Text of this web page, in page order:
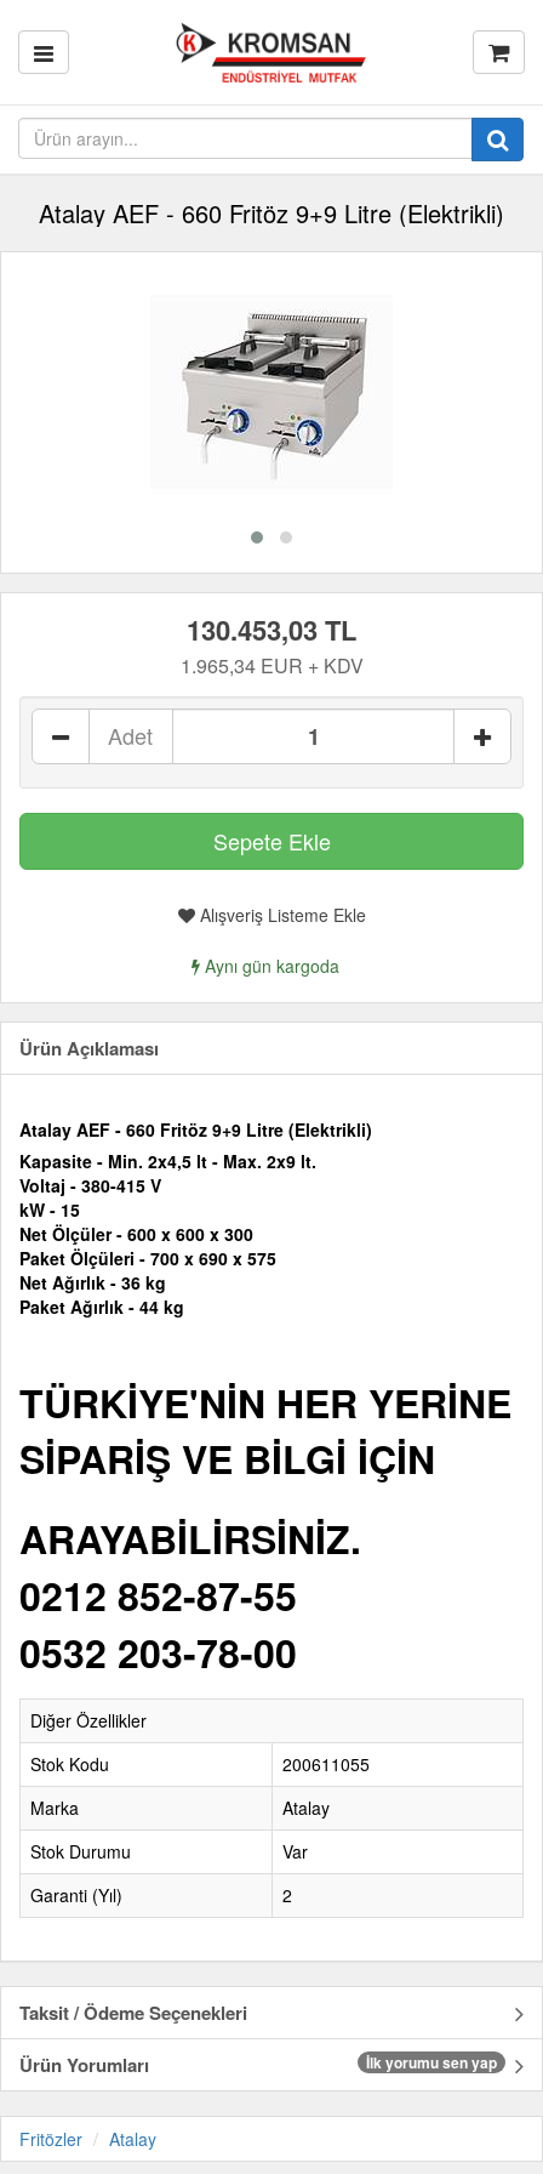
Atalay AEF - 660 Fritöz 9+9 Litre (Elektrikli)
130.453,03 TL
1.965,34 EUR + KDV
Adet
Alışveriş Listeme Ekle
Aynı gün kargoda
Ürün Açıklaması
Atalay AEF - 660 Fritöz 9+9 Litre (Elektrikli)
Kapasite - Min. 2x4,5 lt - Max. 2x9 lt.
Voltaj - 380-415 V
kW - 15
Net Ölçüler - 600 x 600 x 300
Paket Ölçüleri - 700 x 690 x 575
Net Ağırlık - 36 kg
Paket Ağırlık - 44 kg
TÜRKİYE'NİN HER YERİNE
SİPARİŞ VE BİLGİ İÇİN
ARAYABİLİRSİNİZ.
0212 852-87-55
0532 203-78-00
Diğer Özellikler
Stok Kodu
200611055
Marka
Atalay
Stok Durumu
Var
Garanti (Yıl)
2
Taksit / Ödeme Seçenekleri
Ürün Yorumları
İlk yorumu sen yap
Fritözler Atalay